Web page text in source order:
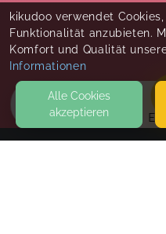
kikudoo verwendet
Funktionalität anzubieten.
Komfort und Qualität
Informationen
Alle Cookies
akzeptieren